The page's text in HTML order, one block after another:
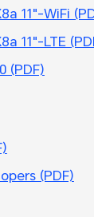
11"-WiFi
11"-LTE
(PDF)
(PDF)